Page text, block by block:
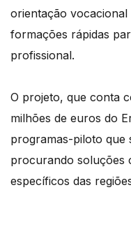
orientação
formações rápidas
profissional.
O projeto, que conta
milhões de euros do
programas-piloto que
procurando soluções
específicos das